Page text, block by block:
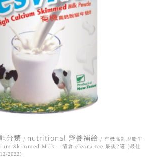
分類 / nutritional 營養補給 / 有機高鈣脫脂牛
Skimmed Milk – 清倉 clearance 最後2罐 (最佳
2022)